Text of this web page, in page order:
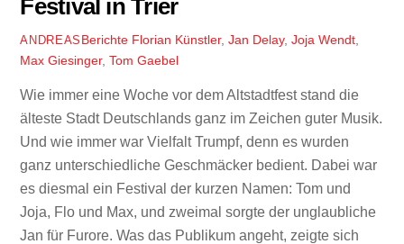
Festival in Trier
ANDREAS Berichte Florian Künstler, Jan Delay, Joja Wendt,
Max Giesinger,Tom Gaebel
Wie immer eine Woche vor dem Altstadtfest stand die
älteste Stadt Deutschlands ganz im Zeichen guter Musik.
Und wie immer war Vielfalt Trumpf, denn es wurden
ganz unterschiedliche Geschmäcker bedient. Dabei war
es diesmal ein Festival der kurzen Namen: Tom und
Joja, Flo und Max, und zweimal sorgte der unglaubliche
Jan für Furore. Was das Publikum angeht, zeigte sich